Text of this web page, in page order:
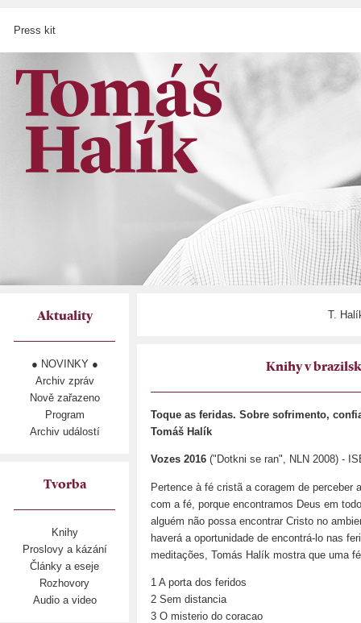
Press kit
Aktuality
● NOVINKY ●
Archiv zpráv
Nově zařazeno
Program
Archiv událostí
Tvorba
Knihy
Proslovy a kázání
Články a eseje
Rozhovory
Audio a video
T.
Knihy v
Toque as feridas. Sobre sofrimento,
Tomáš Halík
Vozes 2016 ("Dotkni se ran", NLN 2008) -
Pertence à fé cristã a coragem de perceber
com a fé, porque encontramos Deus em
alguém não possa encontrar Cristo no
haverá a oportunidade de encontrá-lo nas
meditações, Tomás Halík mostra que uma
1 A porta dos feridos
2 Sem distancia
3 O misterio do coracao